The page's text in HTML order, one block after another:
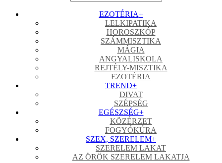
EZOTÉRIA+
LELKIPATIKA
HOROSZKÓP
SZÁMMISZTIKA
MÁGIA
ANGYALISKOLA
REJTÉLY-MISZTIKA
EZOTÉRIA
TREND+
DIVAT
SZÉPSÉG
EGÉSZSÉG+
KÖZÉRZET
FOGYÓKÚRA
SZEX, SZERELEM+
SZERELEM LAKAT
AZ ÖRÖK SZERELEM LAKATJA